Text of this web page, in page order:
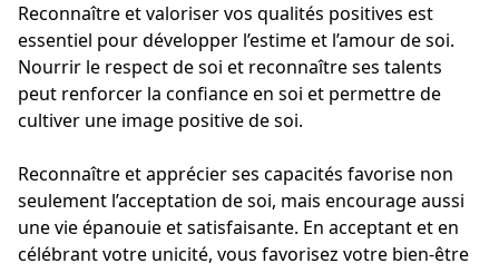
Reconnaître et valoriser vos qualités positives est
essentiel pour développer l’estime et l’amour de soi.
Nourrir le respect de soi et reconnaître ses talents
peut renforcer la confiance en soi et permettre de
cultiver une image positive de soi.
Reconnaître et apprécier ses capacités favorise non
seulement l’acceptation de soi, mais encourage aussi
une vie épanouie et satisfaisante. En acceptant et en
célébrant votre unicité, vous favorisez votre bien-être